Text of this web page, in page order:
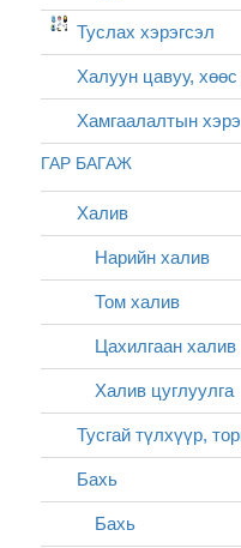
Туслах хэрэгсэл
Халуун цавуу, хөөс
Хамгаалалтын
ГАР БАГАЖ
Халив
Нарийн халив
Том халив
Цахилгаан халив
Халив цуглуулга
Тусгай түлхүүр,
Бахь
Бахь